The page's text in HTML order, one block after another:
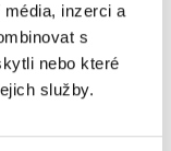
inzerci a
s
nebo které
služby.
5